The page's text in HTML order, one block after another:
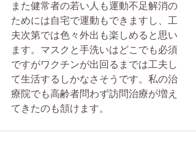
また健常者の若い人も運動不足解消の
ためには自宅で運動もできますし、工
夫次第では色々外出も楽しめると思い
ます。マスクと手洗いはどこでも必須
ですがワクチンが出回るまでは工夫し
て生活するしかなさそうです。私の治
療院でも高齢者問わず訪問治療が増え
てきたのも頷けます。